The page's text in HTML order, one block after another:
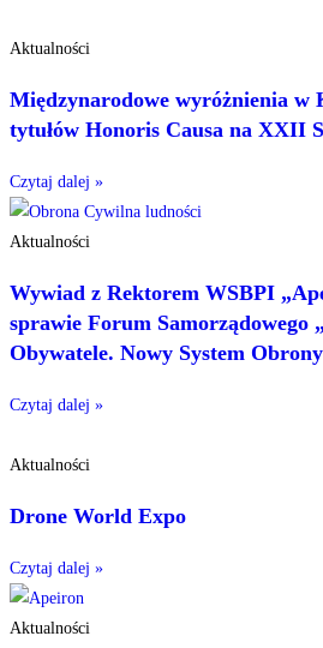
Aktualności
Międzynarodowe wyróżnienia w
tytułów Honoris Causa na XXII
Czytaj dalej »
Aktualności
Wywiad z Rektorem WSBPI
sprawie Forum Samorządowego
Obywatele. Nowy System
Czytaj dalej »
Aktualności
Drone World Expo
Czytaj dalej »
Aktualności